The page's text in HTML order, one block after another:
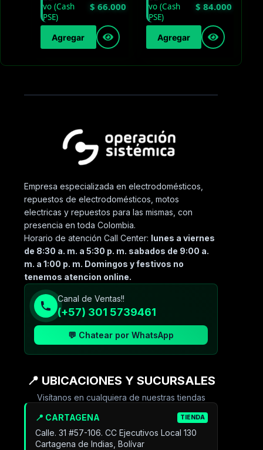
$ 66.000
Agregar
$ 84.000
Agregar
Empresa especializada en electrodomésticos,
repuestos de electrodomésticos, motos
electricas y repuestos para las mismas, con
presencia en toda Colombia.
Horario de atención Call Center: lunes a viernes
de 8:30 a. m. a 5:30 p. m. sabados de 9:00 a.
m. a 1:00 p. m. Domingos y festivos no
tenemos atencion online.
Canal de Ventas!!
(+57) 301 5739461
💬 Chatear por WhatsApp
📍 UBICACIONES Y SUCURSALES
Visítanos en cualquiera de nuestras tiendas
📍 CARTAGENA TIENDA
Calle. 31 #57-106. CC Ejecutivos Local 130
Cartagena de Indias, Bolívar